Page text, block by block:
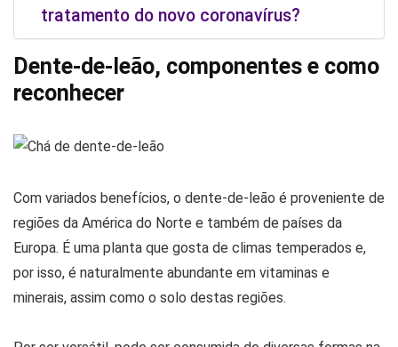
tratamento do novo coronavírus?
Dente-de-leão, componentes e como
reconhecer
Com variados benefícios, o dente-de-leão é proveniente de
regiões da América do Norte e também de países da
Europa. É uma planta que gosta de climas temperados e,
por isso, é naturalmente abundante em vitaminas e
minerais, assim como o solo destas regiões.